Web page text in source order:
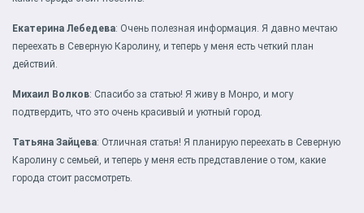
Екатерина Лебедева: Очень полезная информация. Я давно мечтаю
переехать в Северную Каролину, и теперь у меня есть четкий план
действий.
Михаил Волков: Спасибо за статью! Я живу в Монро, и могу
подтвердить, что это очень красивый и уютный город.
Татьяна Зайцева: Отличная статья! Я планирую переехать в Северную
Каролину с семьей, и теперь у меня есть представление о том, какие
города стоит рассмотреть.